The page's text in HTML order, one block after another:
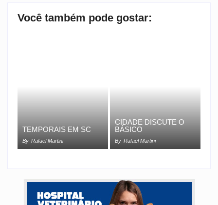
Você também pode gostar:
TEMPORAIS EM SC
By Rafael Martini
CIDADE DISCUTE O
BÁSICO
By Rafael Martini